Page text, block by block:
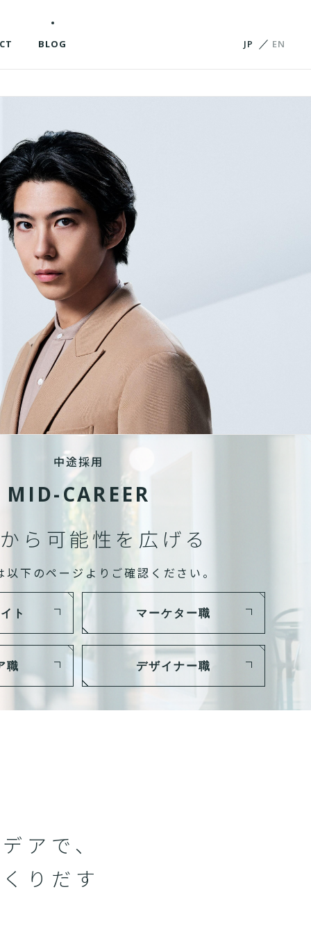
BLOG JP EN
中途採用
MID-CAREER
ら可能性を広げる
以下のページよりご確認ください。
ト マーケター職
職 デザイナー職
アで、
りだす